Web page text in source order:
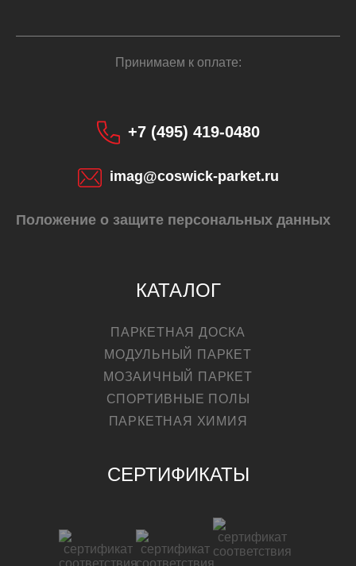
Принимаем к оплате:
+7 (495) 419-0480
imag@coswick-parket.ru
Положение о защите персональных данных
КАТАЛОГ
ПАРКЕТНАЯ ДОСКА
МОДУЛЬНЫЙ ПАРКЕТ
МОЗАИЧНЫЙ ПАРКЕТ
СПОРТИВНЫЕ ПОЛЫ
ПАРКЕТНАЯ ХИМИЯ
СЕРТИФИКАТЫ